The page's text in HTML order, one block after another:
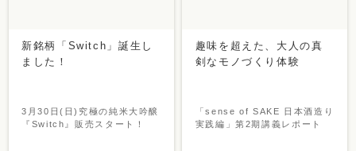
新銘柄「Switch」誕生し
ました！
3月30日(日)究極の純米大吟醸
『Switch』販売スタート！
趣味を超えた、大人の真
剣なモノづくり体験
「sense of SAKE 日本酒造り
実践編」第2期講義レポート